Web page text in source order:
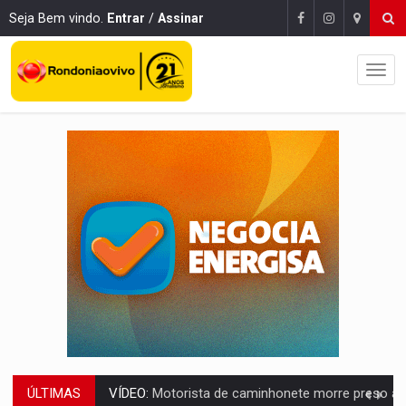
Seja Bem vindo. Entrar / Assinar
ÚLTIMAS LAZER:Seis lugares gratuitos para aproveitar o fim de semana